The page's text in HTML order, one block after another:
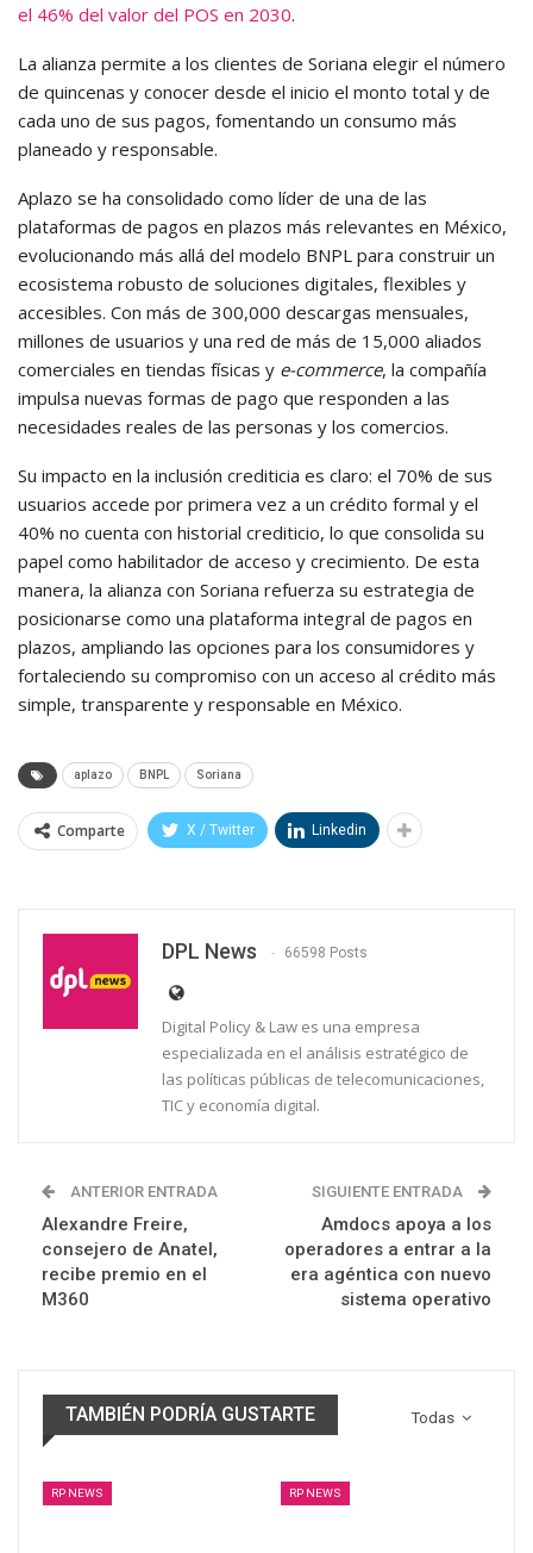
el 46% del valor del POS en 2030.
La alianza permite a los clientes de Soriana elegir el número
de quincenas y conocer desde el inicio el monto total y de
cada uno de sus pagos, fomentando un consumo más
planeado y responsable.
Aplazo se ha consolidado como líder de una de las
plataformas de pagos en plazos más relevantes en México,
evolucionando más allá del modelo BNPL para construir un
ecosistema robusto de soluciones digitales, flexibles y
accesibles. Con más de 300,000 descargas mensuales,
millones de usuarios y una red de más de 15,000 aliados
comerciales en tiendas físicas y e-commerce, la compañía
impulsa nuevas formas de pago que responden a las
necesidades reales de las personas y los comercios.
Su impacto en la inclusión crediticia es claro: el 70% de sus
usuarios accede por primera vez a un crédito formal y el
40% no cuenta con historial crediticio, lo que consolida su
papel como habilitador de acceso y crecimiento. De esta
manera, la alianza con Soriana refuerza su estrategia de
posicionarse como una plataforma integral de pagos en
plazos, ampliando las opciones para los consumidores y
fortaleciendo su compromiso con un acceso al crédito más
simple, transparente y responsable en México.
aplazo BNPL Soriana
Comparte X / Twitter Linkedin
DPL News 66598 Posts
Digital Policy & Law es una empresa
especializada en el análisis estratégico de
las políticas públicas de telecomunicaciones,
TIC y economía digital.
ANTERIOR ENTRADA
Alexandre Freire,
consejero de Anatel,
recibe premio en el
M360
SIGUIENTE ENTRADA
Amdocs apoya a los
operadores a entrar a la
era agéntica con nuevo
sistema operativo
Todas
TAMBIÉN PODRÍA GUSTARTE
RP NEWS RP NEWS